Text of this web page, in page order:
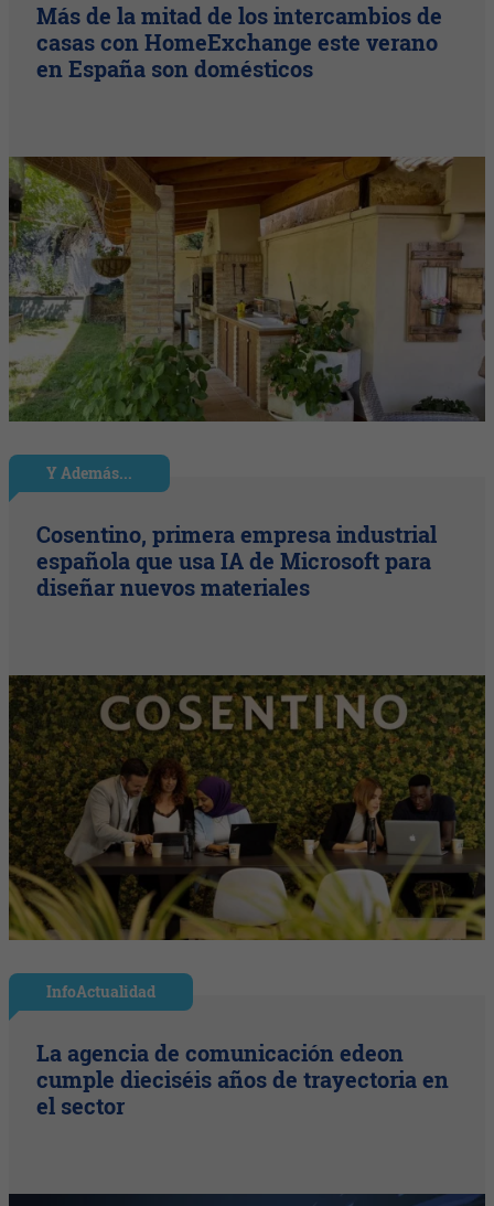
Más de la mitad de los intercambios de
casas con HomeExchange este verano
en España son domésticos
Y Además...
Cosentino, primera empresa industrial
española que usa IA de Microsoft para
diseñar nuevos materiales
InfoActualidad
La agencia de comunicación edeon
cumple dieciséis años de trayectoria en
el sector